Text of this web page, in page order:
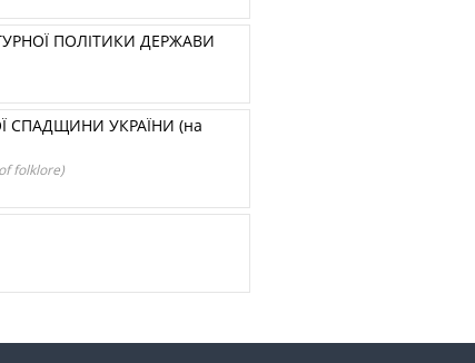
ПОЛІТИКИ ДЕРЖАВИ
СПАДЩИНИ УКРАЇНИ (на
folklore)